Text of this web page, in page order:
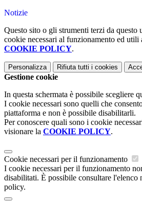
Notizie
Questo sito o gli strumenti terzi da
cookie necessari al funzionamento ed
COOKIE POLICY.
Personalizza Rifiuta tutti i cookies
Gestione cookie
In questa schermata è possibile scegliere
I cookie necessari sono quelli che
piattaforma e non è possibile disabilitarli.
Per conoscere quali sono i cookie
visionare la COOKIE POLICY.
Cookie necessari per il funzionamento
I cookie necessari per il funzionamento
disabilitati. È possibile consultare l'elenco
policy.